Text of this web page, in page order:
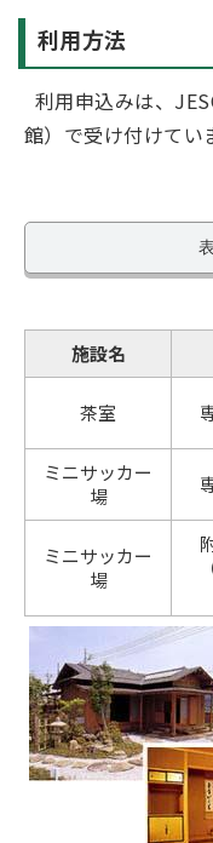
利用方法
利用申込みは、
館）で受け付けてい
施設名
茶室
ミニサッカー
場
ミニサッカー
場